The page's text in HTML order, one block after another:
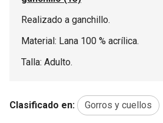
Realizado a ganchillo.
Material: Lana 100 % acrílica.
Talla: Adulto.
Clasificado en: Gorros y cuellos